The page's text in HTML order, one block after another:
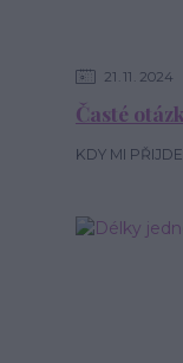
21 11 2024
Časté
KDY MI